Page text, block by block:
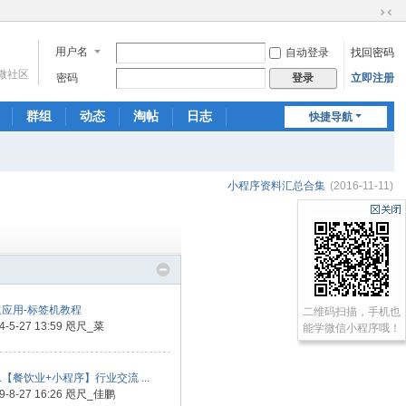
换
到
窄
用户名 自动登录
找回密码
密码
登录 立即注册
社区
快捷导航
群组 动态 淘帖
日志
小程序资料汇总合集 (2016-11-11)
最新回复
用-标签机教程
5-27 13:59 咫尺_菜
餐饮业+小程序】行业交流 ...
8-27 16:26 咫尺_佳鹏
二维码扫描，手机也
能学微信小程序哦！